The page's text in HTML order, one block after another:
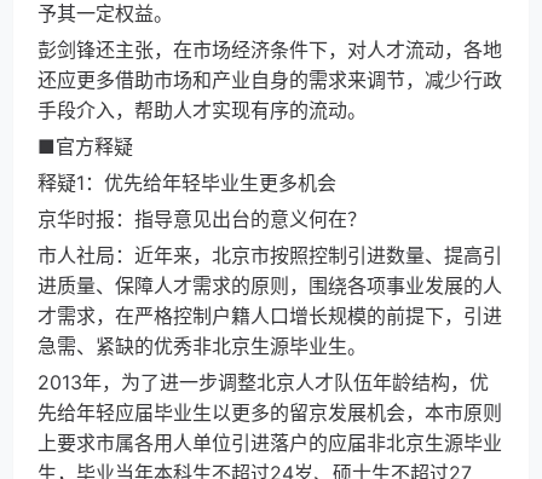
予其一定权益。
彭剑锋还主张，在市场经济条件下，对人才流动，各地
还应更多借助市场和产业自身的需求来调节，减少行政
手段介入，帮助人才实现有序的流动。
■官方释疑
释疑1：优先给年轻毕业生更多机会
京华时报：指导意见出台的意义何在？
市人社局：近年来，北京市按照控制引进数量、提高引
进质量、保障人才需求的原则，围绕各项事业发展的人
才需求，在严格控制户籍人口增长规模的前提下，引进
急需、紧缺的优秀非北京生源毕业生。
2013年，为了进一步调整北京人才队伍年龄结构，优
先给年轻应届毕业生以更多的留京发展机会，本市原则
上要求市属各用人单位引进落户的应届非北京生源毕业
生，毕业当年本科生不超过24岁、硕士生不超过27